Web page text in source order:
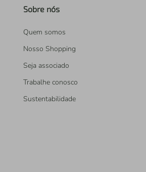
Sobre nós
Quem somos
Nosso Shopping
Seja associado
Trabalhe conosco
Sustentabilidade